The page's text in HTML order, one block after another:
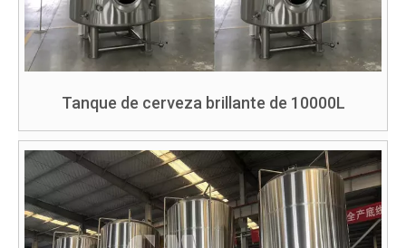
Tanque de cerveza brillante de 10000L